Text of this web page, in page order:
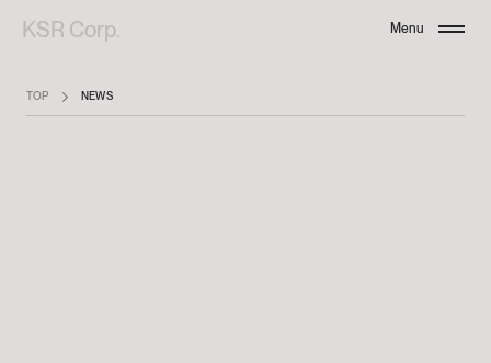
KSR Corp. Menu
TOP NEWS